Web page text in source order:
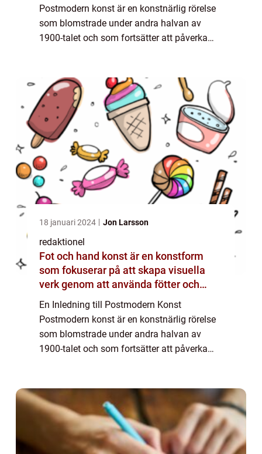
Postmodern konst är en konstnärlig rörelse
som blomstrade under andra halvan av
1900-talet och som fortsätter att påverka
och norm...
18 januari 2024 Jon Larsson
redaktionel
Fot och hand konst är en konstform
som fokuserar på att skapa visuella
verk genom att använda fötter och
händer istället för mer traditionella
verktyg som penslar eller verktyg
En Inledning till Postmodern Konst
Postmodern konst är en konstnärlig rörelse
som blomstrade under andra halvan av
1900-talet och som fortsätter att påverka
och norm...